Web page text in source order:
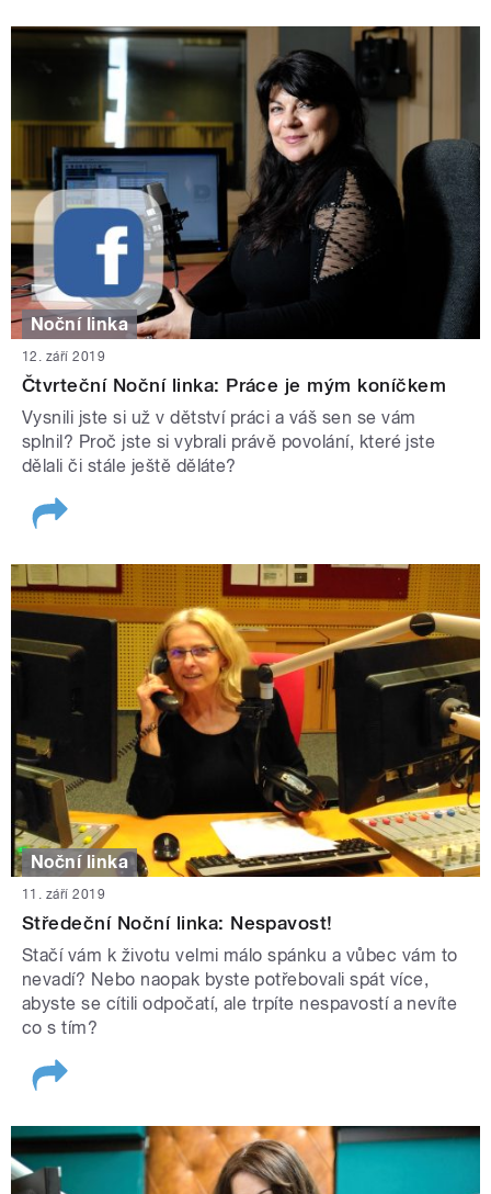
Noční linka
12. září 2019
Čtvrteční Noční linka: Práce je mým koníčkem
Vysnili jste si už v dětství práci a váš sen se vám
splnil? Proč jste si vybrali právě povolání, které jste
dělali či stále ještě děláte?
Noční linka
11. září 2019
Středeční Noční linka: Nespavost!
Stačí vám k životu velmi málo spánku a vůbec vám to
nevadí? Nebo naopak byste potřebovali spát více,
abyste se cítili odpočatí, ale trpíte nespavostí a nevíte
co s tím?